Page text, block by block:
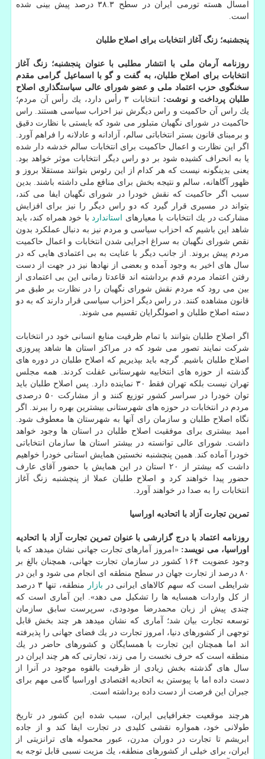
امسال هسته تورمی ایران در سطح ۳۸.۳ درصد پیش بینی شده
است.
پنجشنبه؛ زنگ آغاز انتخابات برای اصلاح طلبان
روزنامه آرمان ملی با انتشار مطلبی با عنوان پنجشنبه؛ زنگ آغاز
انتخابات برای اصلاح طلبان، به گفت و گو با اسماعیل گرامی مقدم
سخنگوی حزب اعتماد ملی و عضو شورای عالی سیاستگذاری اصلاح
طلبان پرداخت و نوشت:
انتخابات ۳ رأس دارد، یك رأس آن مردم؛
یك راس آن حاكمیت و راس دیگرش نیز احزاب سیاسی هستند. راس
حاكمیت در شورای نگهبان متبلور می شود كه بایستی با نظارت دقیق
و برمبنای قانون بستر انتخاباتی سالم، آزادانه و عادلانه را فراهم آورد.
اگر این نظارت و اعمال حاكمیت برای انتخابات سالم خدشه دار شده
یا به انحراف كشیده شود بر دو راس دیگر انتخابات موثر خواهد بود.
یعنی بدینگونه نیست كه هر كدام از این رئوس بتوانند مستقلا بروز و
ظهور آگاهانه، سالم و نتیجه بخش برای منافع ملی داشته باشند. بدین
سبب اگر حاكمیت كه نقش خودرا در شورای نگهبان ایفا می كند،
بتواند در مسیری قرار گیرد كه دو راس دیگر را نیز برای افزایش
مشاركت در یك انتخابات با معیارهای
استاندارد با خود همراه كند، باید
شاهد این باشیم كه احزاب سیاسی و مردم نیز به دنبال عملكرد بدون
نقص شورای نگهبان به سراغ اجرایی شدن انتخابات و اعمال حاكمیت
مردم پیش بروند. از جانب دیگر با عنایت به بی اعتمادی هایی كه در
سال های اخیر به وجود آمده و بعضی از نهادها نیز در جهت از دست
رفتن اعتماد مردم قدم برداشته اند قاعدتا زمانی این بی اعتمادی از
بین می رود كه مردم نقش شورای نگهبان را در نظارت بر طبق مر
قانون مشاهده كنند. در راس دیگر احزاب سیاسی قرار دارند كه به دو
دسته اصلاح طلبان و اصولگرایان تقسیم می شوند.
اگر اصلاح طلبان بتوانند با تمام ظرفیت منابع انسانی خود در انتخابات
شركت نمایند تصور می شود كه در مراكز استان ها شاهد پیروزی
اصلاح طلبان باشیم. گرچه باید بپذیریم كه اصلاح طلبان در دوره های
گذشته از حوزه های انتخابیه شهرستانی غفلت كردند. همه مجلس
تهران نیست بلكه تهران فقط ۳۰ نماینده دارد. پس اصلاح طلبان باید
توان خودرا در سراسر كشور توزیع كنند و از مشاركت ۵۰ درصدی
مردم در انتخابات در حوزه های شهرستانی بیشترین بهره را ببرند. اگر
نگاه اصلاح طلبان و سازمان رای آنها به شهرستان ها معطوف شود.
امید بیشتری برای موفقیت اصلاح طلبان در استان ها وجود خواهد
داشت. شورای عالی توانسته در بیشتر استان ها سازمان انتخاباتی
خودرا آماده كند. همین پنچشنبه نخستین همایش استانی خودرا خواهیم
داشت كه بیشتر از ۲۰ استان در این همایش با حضور آقای عارف
حضور پیدا خواهند كرد و اصلاح طلبان عملا از پنچشنبه زنگ آغاز
انتخابات را به صدا در خواهند آورد.
تمرین تجارت آزاد با اتحادیه اوراسیا
روزنامه اعتماد با درج گزارشی با عنوان تمرین تجارت آزاد با اتحادیه
اوراسیا، می نویسد:«امروز آمارهای تجارت جهانی نشان میدهد كه با
وجود عضویت ۱۶۴ كشور در سازمان تجارت جهانی، همچنان بالغ بر
۸۰ درصد از تجارت جهان در سطح منطقه ای انجام می شود و این در
شرایطی است كه سهم كالاهای ایرانی در بازار
منطقه، تنها ۳ درصد
از كل واردات همسایه ها را تشكیل می دهد». این آماری است كه
چندی پیش از زبان محمدرضا مودودی، سرپرست سابق سازمان
توسعه تجارت بیان شد؛ آماری كه نشان میدهد هر چند بخش قابل
توجهی از كشورهای دنیا، امروز تجارت در یك فضای جهانی را پذیرفته
اند اما همچنان این تجارت با همسایگان و كشورهای حاضر در یك
منطقه است كه حرف نخست را می زند، تجارتی كه هر چند ایران در
سال های گذشته بخش زیادی از ظرفیت بالقوه موجود در آنرا از
دست داده اما با پیوستن به اتحادیه اقتصادی اوراسیا گامی مهم برای
جبران این فرصت از دست داده برداشته است.
هرچند موقعیت جغرافیایی ایران، سبب شده این كشور در تاریخ
طولانی خود، همواره نقشی كلیدی در تجارت ایفا كند و از جاده
ابریشم تا تجارت در دوران مدرن، عبور محموله های ترانزیتی از
ایران، برای خیلی از كشورهای منطقه، یك مزیت نسبی قابل توجه به